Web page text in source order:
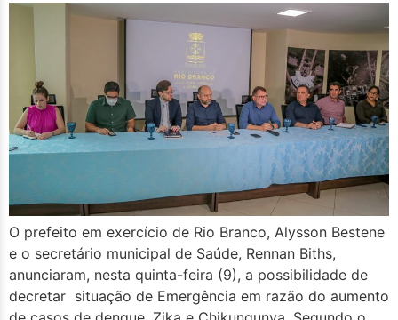
O prefeito em exercício de Rio Branco, Alysson Bestene
e o secretário municipal de Saúde, Rennan Biths,
anunciaram, nesta quinta-feira (9), a possibilidade de
decretar situação de Emergência em razão do aumento